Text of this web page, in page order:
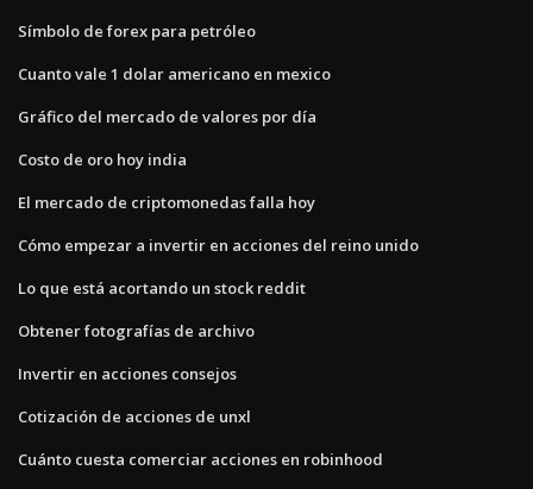
Símbolo de forex para petróleo
Cuanto vale 1 dolar americano en mexico
Gráfico del mercado de valores por día
Costo de oro hoy india
El mercado de criptomonedas falla hoy
Cómo empezar a invertir en acciones del reino unido
Lo que está acortando un stock reddit
Obtener fotografías de archivo
Invertir en acciones consejos
Cotización de acciones de unxl
Cuánto cuesta comerciar acciones en robinhood